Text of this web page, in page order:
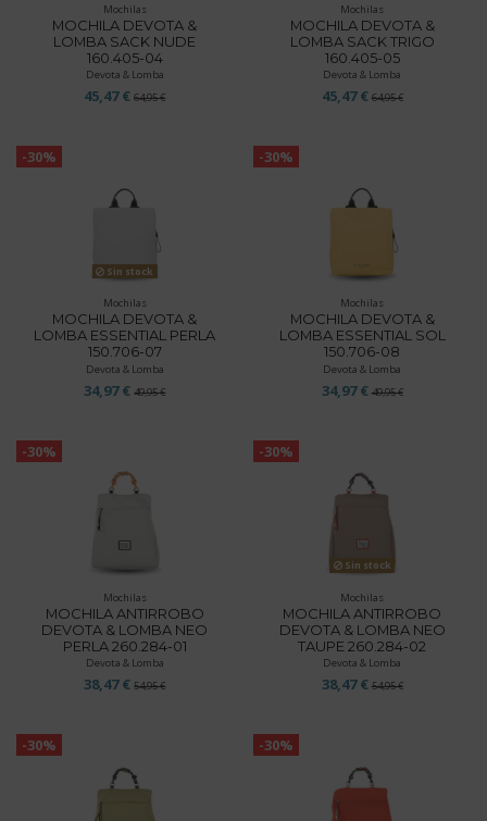
Mochilas
MOCHILA DEVOTA &
LOMBA SACK NUDE
160.405-04
Devota & Lomba
45,47 €64,95 €
Mochilas
MOCHILA DEVOTA &
LOMBA SACK TRIGO
160.405-05
Devota & Lomba
45,47 € 64,95 €
-30%
Sin stock
Mochilas
MOCHILA DEVOTA &
LOMBA ESSENTIAL PERLA
150.706-07
Devota & Lomba
34,97 €49,95 €
-30%
Mochilas
MOCHILA DEVOTA &
LOMBA ESSENTIAL SOL
150.706-08
Devota & Lomba
34,97 € 49,95 €
-30%
Mochilas
MOCHILA ANTIRROBO
DEVOTA & LOMBA NEO
PERLA 260.284-01
Devota & Lomba
38,47 €54,95 €
-30%
Sin stock
Mochilas
MOCHILA ANTIRROBO
DEVOTA & LOMBA NEO
TAUPE 260.284-02
Devota & Lomba
38,47 € 54,95 €
-30% -30%